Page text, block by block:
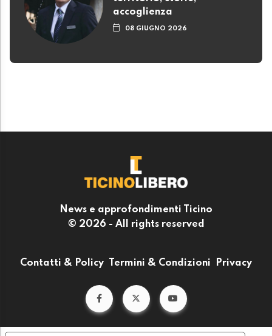
accoglienza
08 GIUGNO 2026
News e approfondimenti Ticino
© 2026 - All rights reserved
Contatti & Policy Termini & Condizioni Privacy